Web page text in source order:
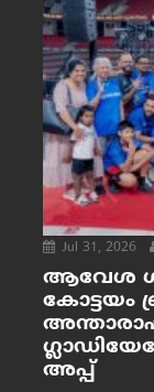
Jul 31, 2026
ആവേശ
കോട്ടയം
അപ്പ്